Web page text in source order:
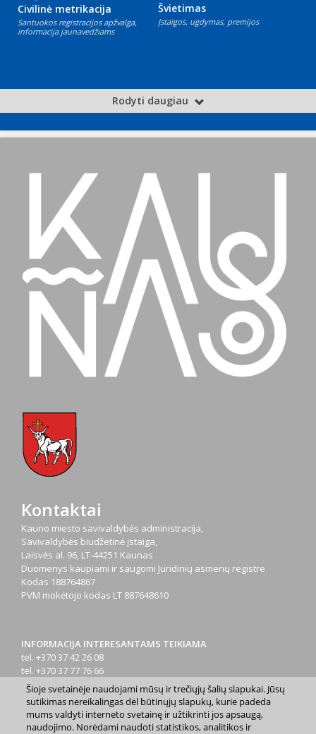
Civilinė metrikacija
Santuokos registracijos apžvalga,
informacija jaunavedžiams
Švietimas
Įstaigos, ugdymas, premijos
Rodyti daugiau
Kontaktai
Kauno miesto savivaldybės administracija,
Savivaldybės biudžetinė įstaiga,
Laisvės al. 96, LT-44251 Kaunas
Duomenys kaupiami ir saugomi Juridinių asmenų registre
Kodas 188764867
PVM mokėtojo kodas LT 887648610
INFORMACIJA INTERESANTAMS TEIKIAMA
tel. +370 37 42 26 08
tel. +370 37 77 76 66
tel. +370 660 07000
el. p.info@kaunas.lt
Šioje svetainėje naudojami mūsų ir trečiųjų šalių slapukai. Jūsų
sutikimas nereikalingas dėl būtinųjų slapukų, kurie padeda
mums valdyti interneto svetainę ir užtikrinti jos apsaugą,
naudojimo. Norėdami naudoti statistikos, analitikos ir